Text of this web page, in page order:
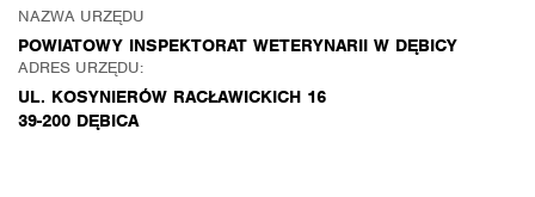
NAZWA URZĘDU
POWIATOWY INSPEKTORAT WETERYNARII W DĘBICY
ADRES URZĘDU:
UL. KOSYNIERÓW RACŁAWICKICH 16
39-200 DĘBICA